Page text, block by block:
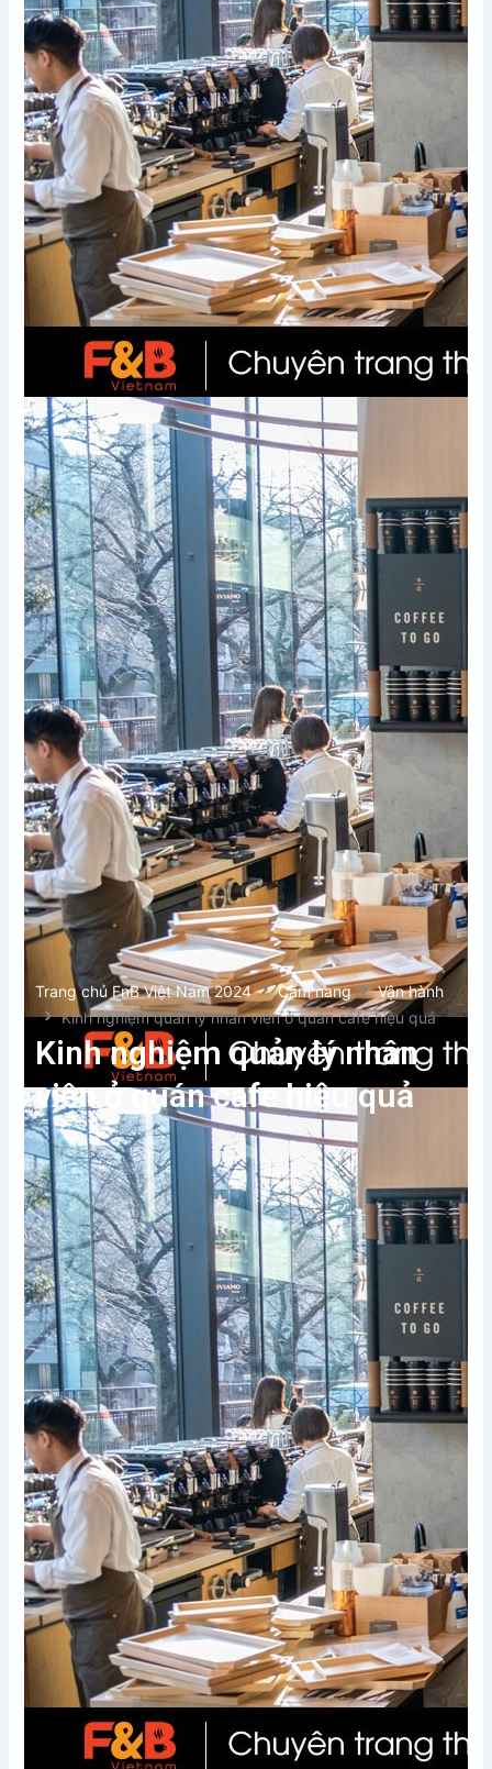
Xem thêm
Trang chủ FnB Việt Nam 2024 Cẩm nang
Vận hành
Kinh nghiệm quản lý nhân viên ở quán cafe hiệu quả
Kinh nghiệm quản lý nhân
viên ở quán cafe hiệu quả